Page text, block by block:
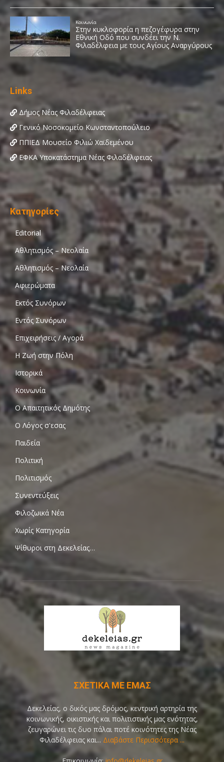
Links
Δήμος Νέας Φιλαδέλφειας
Γενικό Νοσοκομείο Κωνσταντοπούλειο
ΠΠΙΕΔ Μουσείο Φιλιώ Χαϊδεμένου
ΕΦΚΑ Υποκατάστημα Νέας Φιλαδέλφειας
Κατηγορίες
Editorial
Αθλητισμός – Νεολαία
Αθλητισμός – Νεολαία
Αφιερώματα
Εκτός Συνόρων
Εντός Συνόρων
Επιχειρήσεις / Αγορά
Η Ζωή στην Πόλη
Ιστορικά
Κοινωνία
Ο Απαιτητικός Δημότης
Ο Λόγος σ'εσας
Παιδεία
Πολιτική
Πολιτισμός
Συνεντεύξεις
Φιλοζωικά Νέα
Χωρίς Κατηγορία
Ψίθυροι στη Δεκελείας…
ΣΧΕΤΙΚΑ ΜΕ ΕΜΑΣ
Δεκελείας, ο δικός μας δρόμος, κεντρική αρτηρία της
κοινωνικής, οικιστικής και πολιτιστικής μας ενότητας,
ζευγαρώνει τις δυο πάλαι ποτέ κοινότητες της Νέας
Φιλαδέλφειας και... Διαβάστε Περισσότερα ...